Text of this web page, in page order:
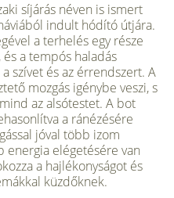
síjárás néven is ismert
indult hódító útjára.
a terhelés egy része
a tempós haladás
szívet és az érrendszert. A
mozgás igénybe veszi, s
az alsótestet. A bot
a ránézésére
jóval több izom
energia elégetésére van
a hajlékonyságot és
küzdőknek.